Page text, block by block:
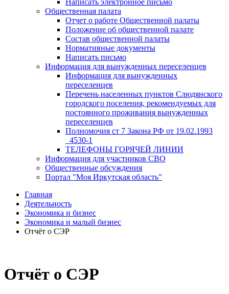
Написать электронное письмо
Общественная палата
Отчет о работе Общественной палаты
Положение об общественной палате
Состав общественной палаты
Нормативные документы
Написать письмо
Информация для вынужденных переселенцев
Информация для вынужденных
переселенцев
Перечень населенных пунктов Слюдянского
городского поселения, рекомендуемых для
постоянного проживания вынужденных
переселенцев
Полномочия ст 7 Закона РФ от 19.02.1993
_4530-1
ТЕЛЕФОНЫ ГОРЯЧЕЙ ЛИНИИ
Информация для участников СВО
Общественные обсуждения
Портал "Моя Иркутская область"
Главная
Деятельность
Экономика и бизнес
Экономика и малый бизнес
Отчёт о СЭР
Отчёт о СЭР